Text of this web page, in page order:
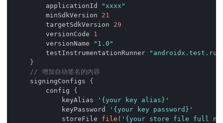
        applicationId
"xxxx"
        minSdkVersion
21
        targetSdkVersion
29
        versionCode
1
        versionName
"1.0"
        testInstrumentationRunner
}
// 增加自动签名的内容
    signingConfigs
{
        config
{
            keyAlias
'{your key alias}'
            keyPassword
'{your key password}'
            storeFile
file ( '{your store file full